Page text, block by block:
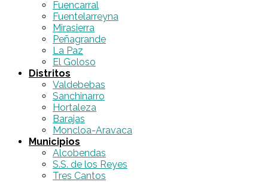
Fuencarral
Fuentelarreyna
Mirasierra
Peñagrande
La Paz
El Goloso
Distritos
Valdebebas
Sanchinarro
Hortaleza
Barajas
Moncloa-Aravaca
Municipios
Alcobendas
S.S. de los Reyes
Tres Cantos